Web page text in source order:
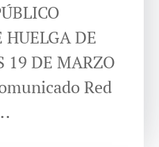
HUELGA DE
19 DE MARZO
Red